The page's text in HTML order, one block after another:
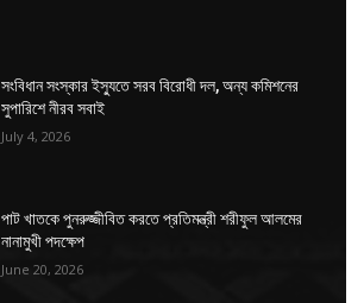
সংবিধান সংস্কার ইস্যুতে সরব বিরোধী দল, অন্য কমিশনের
সুপারিশে নীরব সবাই
July 4, 2026
পাট খাতকে পুনরুজ্জীবিত করতে প্রতিমন্ত্রী শরীফুল আলমের
নানামুখী পদক্ষেপ
June 20, 2026